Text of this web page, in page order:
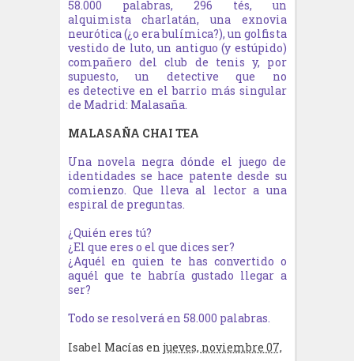
58.000 palabras, 296 tés, un
alquimista charlatán, una exnovia
neurótica (¿o era bulímica?), un golfista
vestido de luto, un antiguo (y estúpido)
compañero del club de tenis y, por
supuesto, un detective que no
es detective en el barrio más singular
de Madrid: Malasaña.
MALASAÑA CHAI TEA
Una novela negra dónde el juego de
identidades se hace patente desde su
comienzo. Que lleva al lector a una
espiral de preguntas.
¿Quién eres tú?
¿El que eres o el que dices ser?
¿Aquél en quien te has convertido o
aquél que te habría gustado llegar a
ser?
Todo se resolverá en 58.000 palabras.
Isabel Macías en jueves, noviembre 07,